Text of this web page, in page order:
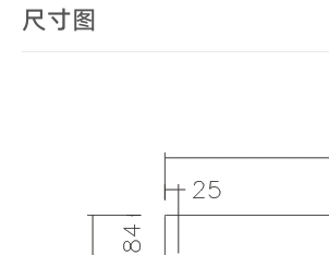
尺寸图